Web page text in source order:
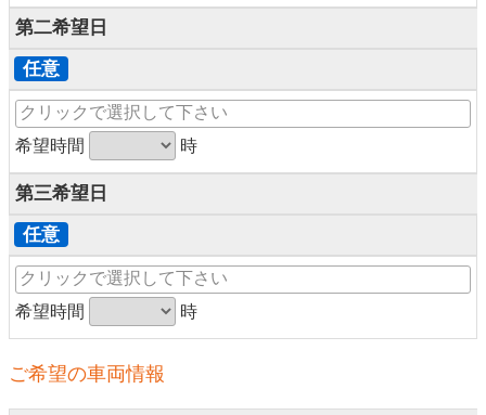
第二希望日
任意
希望時間 時
第三希望日
任意
希望時間 時
ご希望の車両情報